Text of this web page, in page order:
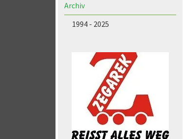
Archiv
1994 - 2025